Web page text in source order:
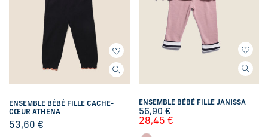
ENSEMBLE BÉBÉ FILLE CACHE-
CŒUR ATHENA
53,60 €
ENSEMBLE BÉBÉ FILLE JANISSA
56,90€
28,45 €